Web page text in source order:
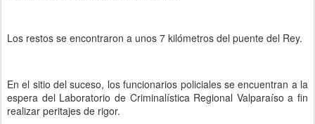
Los restos se encontraron a unos 7 kilómetros del puente del Rey.
En el sitio del suceso, los funcionarios policiales se encuentran a la
espera del Laboratorio de Criminalística Regional Valparaíso a fin
realizar peritajes de rigor.